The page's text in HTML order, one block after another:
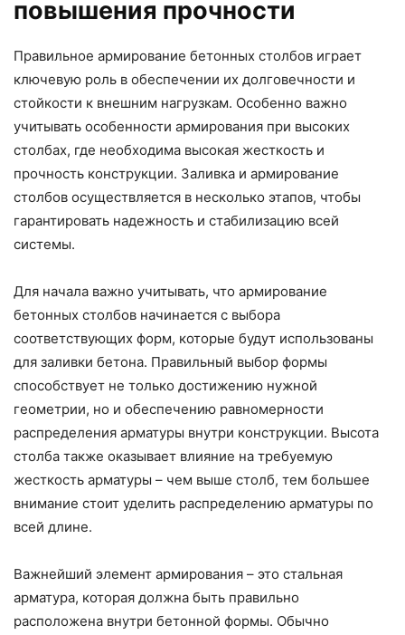
повышения прочности
Правильное армирование бетонных столбов играет
ключевую роль в обеспечении их долговечности и
стойкости к внешним нагрузкам. Особенно важно
учитывать особенности армирования при высоких
столбах, где необходима высокая жесткость и
прочность конструкции. Заливка и армирование
столбов осуществляется в несколько этапов, чтобы
гарантировать надежность и стабилизацию всей
системы.
Для начала важно учитывать, что армирование
бетонных столбов начинается с выбора
соответствующих форм, которые будут использованы
для заливки бетона. Правильный выбор формы
способствует не только достижению нужной
геометрии, но и обеспечению равномерности
распределения арматуры внутри конструкции. Высота
столба также оказывает влияние на требуемую
жесткость арматуры – чем выше столб, тем большее
внимание стоит уделить распределению арматуры по
всей длине.
Важнейший элемент армирования – это стальная
арматура, которая должна быть правильно
расположена внутри бетонной формы. Обычно